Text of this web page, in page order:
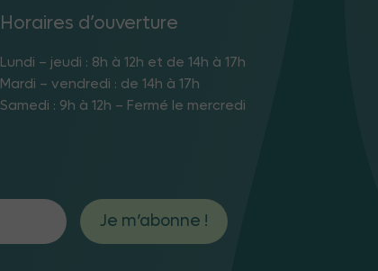
Horaires d’ouverture
Lundi – jeudi : 8h à 12h et de 14h à 17h
Mardi – vendredi : de 14h à 17h
Samedi : 9h à 12h – Fermé le mercredi